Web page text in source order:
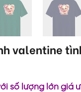
valentine
số lượng lớn giá